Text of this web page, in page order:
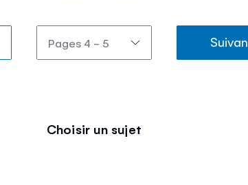
Choisir un sujet